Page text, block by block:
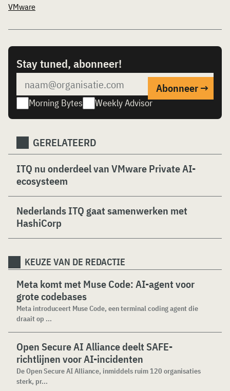
VMware
Stay tuned, abonneer!
Morning Bytes Weekly Advisor
GERELATEERD
ITQ nu onderdeel van VMware Private AI-
ecosysteem
Nederlands ITQ gaat samenwerken met
HashiCorp
KEUZE VAN DE REDACTIE
Meta komt met Muse Code: AI-agent voor
grote codebases
Meta introduceert Muse Code, een terminal coding agent die
draait op ...
Open Secure AI Alliance deelt SAFE-
richtlijnen voor AI-incidenten
De Open Secure AI Alliance, inmiddels ruim 120 organisaties
sterk, pr...